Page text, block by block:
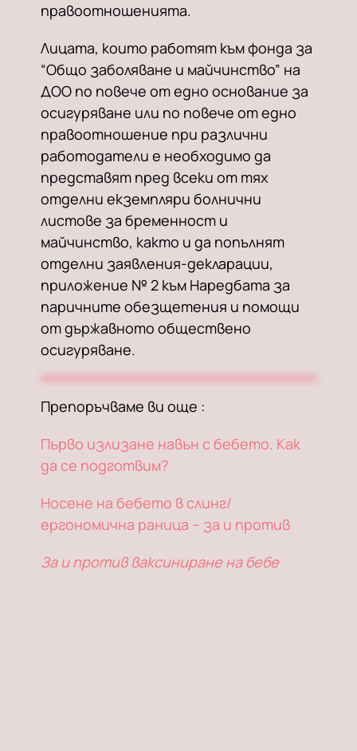
правоотношенията.
Лицата, които работят към фонда за
“Общо заболяване и майчинство” на
ДОО по повече от едно основание за
осигуряване или по повече от едно
правоотношение при различни
работодатели е необходимо да
представят пред всеки от тях
отделни екземпляри болнични
листове за бременност и
майчинство, както и да попълнят
отделни заявления-декларации,
приложение № 2 към Наредбата за
паричните обезщетения и помощи
от държавното обществено
осигуряване.
Препоръчваме ви още :
Първо излизане навън с бебето. Как
да се подготвим?
Носене на бебето в слинг/
ергономична раница – за и против
За и против ваксиниране на бебе